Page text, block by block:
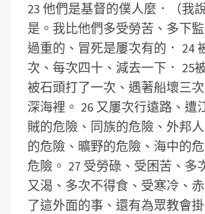
23 他們是基督的僕人麼．（我
是。我比他們多受勞苦、多下
過重的、冒死是屢次有的． 24
次、每次四十、減去一下． 25
被石頭打了一次、遇著船壞三
深海裡。 26 又屢次行遠路、遭
賊的危險、同族的危險、外邦
的危險、曠野的危險、海中的
危險。 27 受勞碌、受困苦、多
又渴、多次不得食、受寒冷、
了這外面的事、還有為眾教會